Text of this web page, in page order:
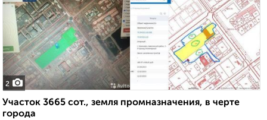
2
Участок 3665 сот., земля промназначения, в черте
города